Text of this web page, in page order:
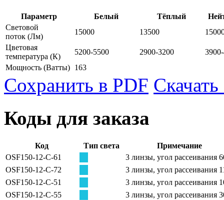
Параметр Белый Тёплый
Световой
поток (Лм)
15000 13500
Цветовая
температура (К)
5200-5500 2900-3200
Мощность (Ватты) 163
Сохранить в PDF
Коды для заказа
Код Тип света
Примечание
OSF150-12-C-61
3 линзы, угол рассеивания
OSF150-12-C-72
3 линзы, угол рассеивания
OSF150-12-C-51
3 линзы, угол рассеивания
OSF150-12-C-55
3 линзы, угол рассеивания